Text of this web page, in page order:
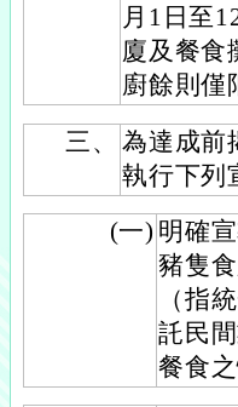
月1日至
廈及餐食
廚餘則僅
三、
為達成前
執行下列
(一) 明確
豬隻
（指
託民
餐食